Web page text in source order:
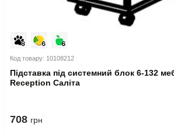
Код товару: 10108212
Підставка під системний блок 6-132
Reception Саліта
708 грн